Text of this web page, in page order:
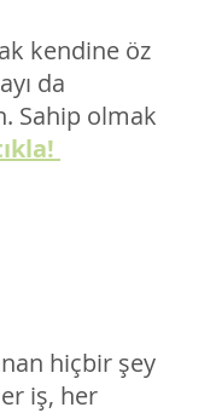
kendine öz
da
Sahip olmak
hiçbir şey
iş, her